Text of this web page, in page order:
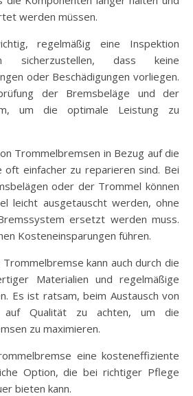
werden müssen.
regelmäßig eine Inspektion
sicherzustellen, dass keine
oder Beschädigungen vorliegen.
der Bremsbeläge und der
um die optimale Leistung zu
Trommelbremsen in Bezug auf die
einfacher zu reparieren sind. Bei
oder der Trommel können
leicht ausgetauscht werden, ohne
ersetzt werden muss.
Kosteneinsparungen führen.
kann auch durch die
Materialien und regelmäßige
Es ist ratsam, beim Austausch von
auf Qualität zu achten, um die
zu maximieren.
eine kosteneffiziente
Option, die bei richtiger Pflege
bieten kann.